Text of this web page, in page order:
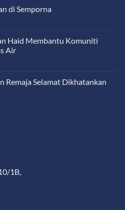
di Semporna
Haid Membantu Komuniti
Air
Remaja Selamat Dikhatankan
1B,